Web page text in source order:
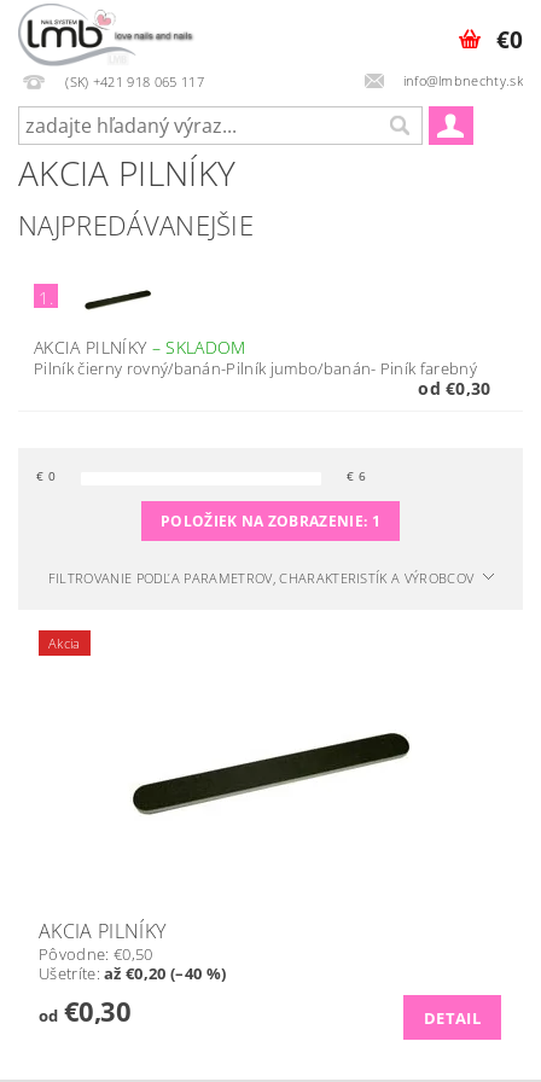
(SK) +421 918 065 117 info@lmbnechty.sk
€0
AKCIA PILNÍKY
NAJPREDÁVANEJŠIE
1.
AKCIA PILNÍKY –SKLADOM
Pilník čierny rovný/banán-Pilník jumbo/banán- Piník farebný
od €0,30
€ 0 €6
POLOŽIEK NA ZOBRAZENIE: 1
FILTROVANIE PODĽA PARAMETROV, CHARAKTERISTÍK A VÝROBCOV
Akcia
AKCIA PILNÍKY
Pôvodne: €0,50
Ušetríte:až €0,20 (–40 %)
od€0,30 DETAIL